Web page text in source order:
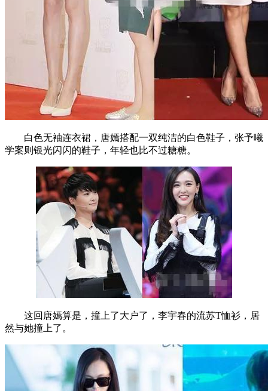
白色无袖连衣裙，唐嫣搭配一双纯洁的白色鞋子，张予曦
学案则银光闪闪的鞋子，年轻也比不过糖糖。
这回唐嫣算是，撞上了大户了，李宇春的流苏T恤衫，居
然与她撞上了。